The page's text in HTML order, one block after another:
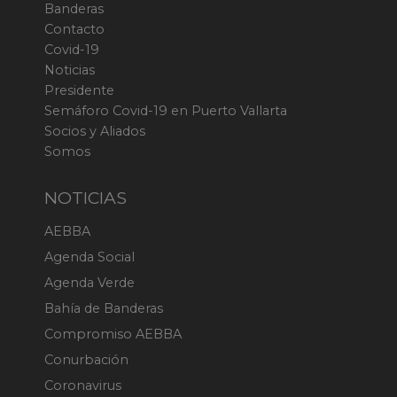
Banderas
Contacto
Covid-19
Noticias
Presidente
Semáforo Covid-19 en Puerto Vallarta
Socios y Aliados
Somos
NOTICIAS
AEBBA
Agenda Social
Agenda Verde
Bahía de Banderas
Compromiso AEBBA
Conurbación
Coronavirus